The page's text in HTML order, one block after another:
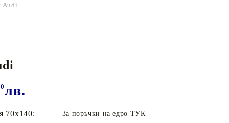
Audi
лв.
70х140: За поръчки на едро ТУК